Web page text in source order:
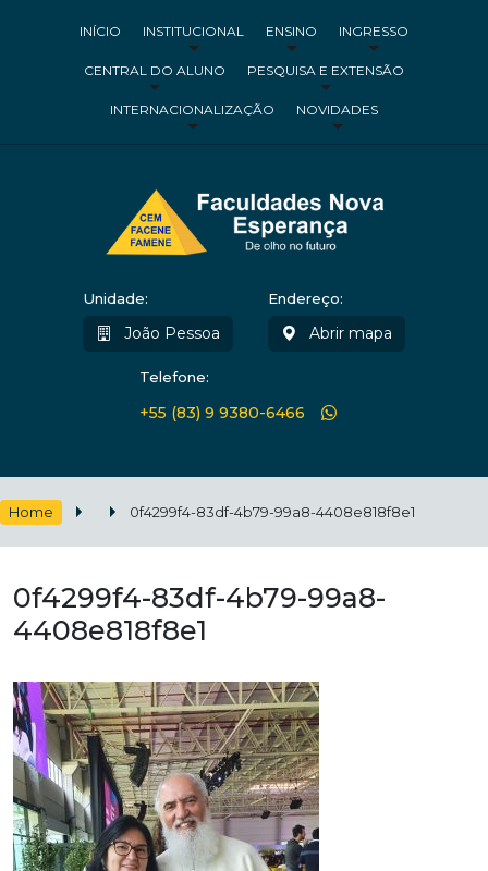
INÍCIO INSTITUCIONAL ENSINO INGRESSO
CENTRAL DO ALUNO PESQUISA E EXTENSÃO
INTERNACIONALIZAÇÃO NOVIDADES
Unidade:
João Pessoa
Endereço:
Abrir mapa
Telefone:
+55 (83) 9 9380-6466
Home 0f4299f4-83df-4b79-99a8-4408e818f8e1
0f4299f4-83df-4b79-99a8-
4408e818f8e1